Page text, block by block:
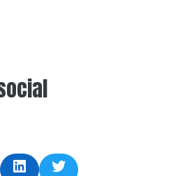
LinkedInTwitter